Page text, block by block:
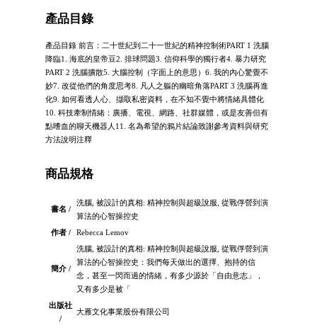
產品目錄
產品目錄 前言：二十世紀到二十一世紀的精神控制術PART 1 洗腦
降臨1. 海底的皇帝豆2. 排球問題3. 信仰科學的獨行者4. 暴力研究
PART 2 洗腦擴散5. 大腦控制（字面上的意思）6. 我的內心驚覺不
妙7. 改從他們的角度思考8. 凡人之軀的幽暗角落PART 3 洗腦再進
化9. 如何看透人心、擷取私密資料，在不知不覺中將情緒具體化
10. 科技牽制情緒：廣播、電視、網路、社群媒體，或是友善但有
點嗜血的聊天機器人11. 名為希望的鴉片結論致謝參考資料與研究
方法說明注釋
商品規格
書名 /
洗腦, 被設計的真相: 精神控制與超級說服, 從戰俘營到演
算法的心智操控史
作者 /
Rebecca Lemov
簡介 /
洗腦, 被設計的真相: 精神控制與超級說服, 從戰俘營到演
算法的心智操控史：我們每天做出的選擇、抱持的信
念，甚至一閃而過的情緒，有多少源於「自由意志」，
又有多少是被「
出版社
/
大雁文化事業股份有限公司